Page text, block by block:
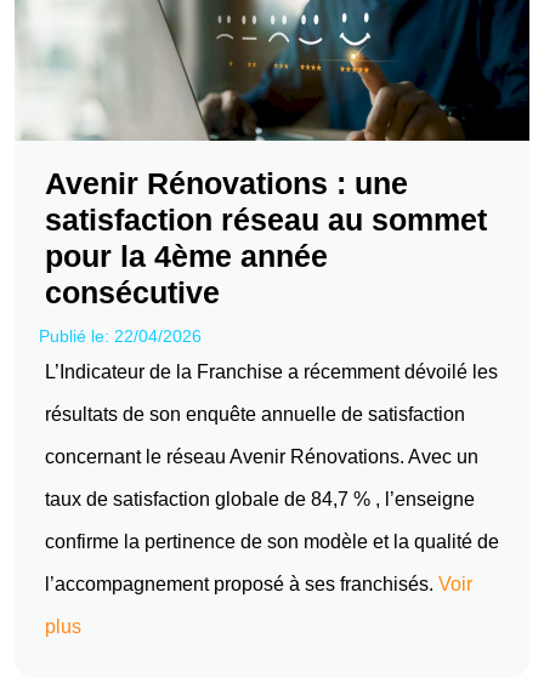
Avenir Rénovations : une
satisfaction réseau au sommet
pour la 4ème année
consécutive
Publié le: 22/04/2026
L’Indicateur de la Franchise a récemment dévoilé les
résultats de son enquête annuelle de satisfaction
concernant le réseau Avenir Rénovations. Avec un
taux de satisfaction globale de 84,7 % , l’enseigne
confirme la pertinence de son modèle et la qualité de
l’accompagnement proposé à ses franchisés. Voir
plus